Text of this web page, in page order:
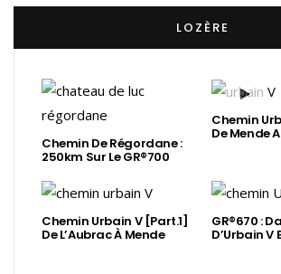
LOZÈRE
Chemin De Régordane :
250km Sur Le GR®700
Chemin
De Mende
Chemin Urbain V [Part.1]
De L’Aubrac À Mende
GR®670 :
D’Urbain V